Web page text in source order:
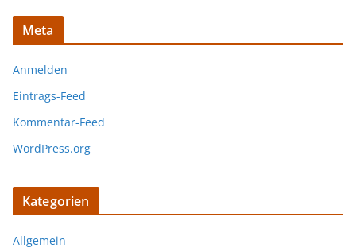
Meta
Anmelden
Eintrags-Feed
Kommentar-Feed
WordPress.org
Kategorien
Allgemein